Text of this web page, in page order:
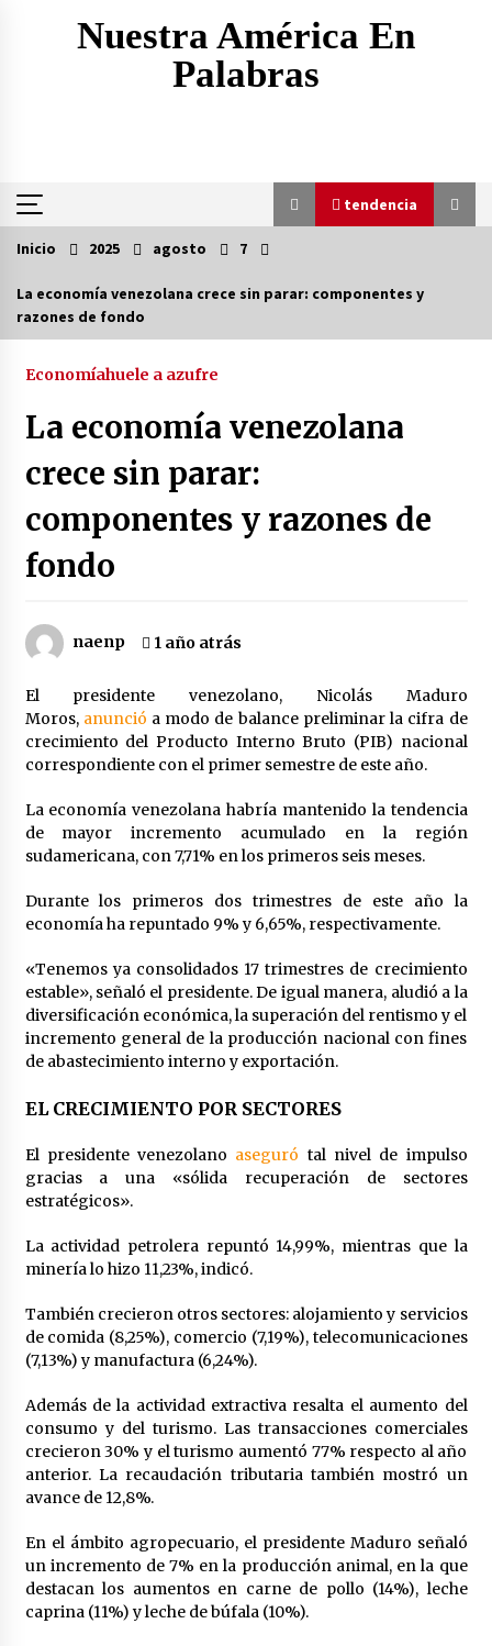
Nuestra América En
Palabras
tendencia
tendencia
7 horas atrás
Trump ordena investigar la filtración sobre las
7 horas atrás
BofA Global Research: solo quedan 43 días para
protesta contra ley de Milei
Educar a un hijo
7 horas atrás
Notas para un balance del gobierno
progresista: la contradicción fundamental
8 horas atrás
Brasil: el nuevo borrador del golpe de Estado
8 horas atrás
Venezuela como munición política: el Capitolio
vs. Trump
8 horas atrás
represalias de Irán
2 días atrás
retórica belicosa de Trump contra Irán
siempre termina en retroceso?
Brasil reduce diplomacia con Argentina por
insultos de Milei
2 días atrás
Irán a EEUU: No está lejano el día en que serán
expulsados de región
2 días atrás
Inicio 2025 agosto 7
La economía venezolana crece sin parar: componentes y
razones de fondo
Economíahuele a azufre
La economía venezolana
crece sin parar:
componentes y razones de
fondo
naenp 1 año atrás
El presidente venezolano, Nicolás Maduro
Moros, anunció a modo de balance preliminar la cifra de
crecimiento del Producto Interno Bruto (PIB) nacional
correspondiente con el primer semestre de este año.
La economía venezolana habría mantenido la tendencia
de mayor incremento acumulado en la región
sudamericana, con 7,71% en los primeros seis meses.
Durante los primeros dos trimestres de este año la
economía ha repuntado 9% y 6,65%, respectivamente.
«Tenemos ya consolidados 17 trimestres de crecimiento
estable», señaló el presidente. De igual manera, aludió a la
diversificación económica, la superación del rentismo y el
incremento general de la producción nacional con fines
de abastecimiento interno y exportación.
EL CRECIMIENTO POR SECTORES
El presidente venezolano aseguró tal nivel de impulso
gracias a una «sólida recuperación de sectores
estratégicos».
La actividad petrolera repuntó 14,99%, mientras que la
minería lo hizo 11,23%, indicó.
También crecieron otros sectores: alojamiento y servicios
de comida (8,25%), comercio (7,19%), telecomunicaciones
(7,13%) y manufactura (6,24%).
Además de la actividad extractiva resalta el aumento del
consumo y del turismo. Las transacciones comerciales
crecieron 30% y el turismo aumentó 77% respecto al año
anterior. La recaudación tributaria también mostró un
avance de 12,8%.
En el ámbito agropecuario, el presidente Maduro señaló
un incremento de 7% en la producción animal, en la que
destacan los aumentos en carne de pollo (14%), leche
caprina (11%) y leche de búfala (10%).